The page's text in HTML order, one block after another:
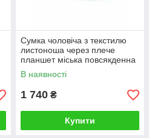
Сумка чоловіча з текстилю
листоноша через плече
планшет міська повсякденна
6583 сіра
В наявності
1 740 ₴
Купити